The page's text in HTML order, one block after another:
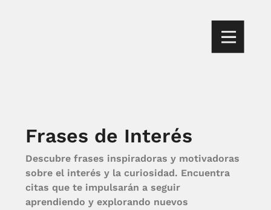
Frases de Interés
Descubre frases inspiradoras y motivadoras
sobre el interés y la curiosidad. Encuentra
citas que te impulsarán a seguir
aprendiendo y explorando nuevos